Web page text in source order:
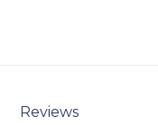
Reviews